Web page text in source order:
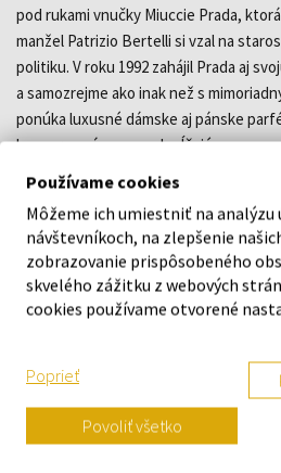
pod rukami vnučky Miuccie Prada,
manžel Patrizio Bertelli si vzal na
politiku. V roku 1992 zahájil Prada aj
a samozrejme ako inak než s
ponúka luxusné dámske aj pánske
koncernu významne dopĺňajú.
DETAILY
O ZNAČKE
Náš výber na
vás
Používame cookies
Môžeme ich umiestniť na analýzu
návštevníkoch, na zlepšenie
zobrazovanie prispôsobeného
skvelého zážitku z webových
cookies používame otvorené
Poprieť
Povoliť všetko